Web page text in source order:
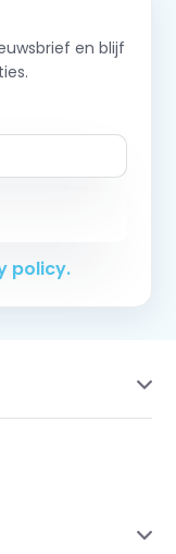
en blijf
policy.